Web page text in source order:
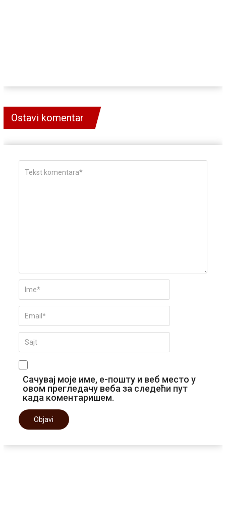
Ostavi komentar
Сачувај моје име, е-пошту и веб место у
овом прегледачу веба за следећи пут
када коментаришем.